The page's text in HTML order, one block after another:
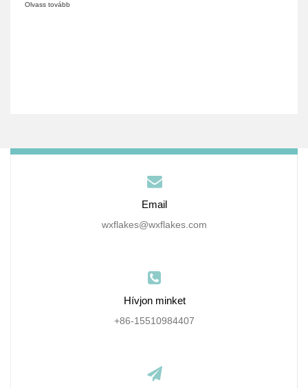
Olvass tovább
Email
wxflakes@wxflakes.com
Hívjon minket
+86-15510984407